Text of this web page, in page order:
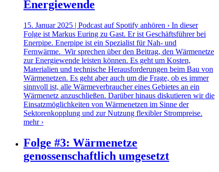
Energiewende
15. Januar 2025 | Podcast auf Spotify anhören › In dieser
Folge ist Markus Euring zu Gast. Er ist Geschäftsführer bei
Enerpipe. Enerpipe ist ein Spezialist für Nah- und
Fernwärme. Wir sprechen über den Beitrag, den Wärmenetze
zur Energiewende leisten können. Es geht um Kosten,
Materialien und technische Herausforderungen beim Bau von
Wärmenetzen. Es geht aber auch um die Frage, ob es immer
sinnvoll ist, alle Wärmeverbraucher eines Gebietes an ein
Wärmenetz anzuschließen. Darüber hinaus diskutieren wir die
Einsatzmöglichkeiten von Wärmenetzen im Sinne der
Sektorenkopplung und zur Nutzung flexibler Strompreise.
mehr ›
Folge #3: Wärmenetze
genossenschaftlich umgesetzt